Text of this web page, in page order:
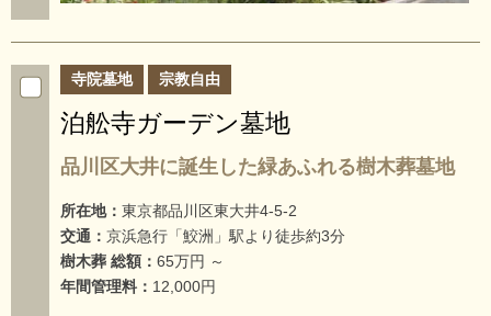
寺院墓地 宗教自由
泊舩寺ガーデン墓地
品川区大井に誕生した緑あふれる樹木葬墓地
所在地： 東京都品川区東大井4-5-2
交通： 京浜急行「鮫洲」駅より徒歩約3分
樹木葬 総額： 65万円 ～
年間管理料： 12,000円